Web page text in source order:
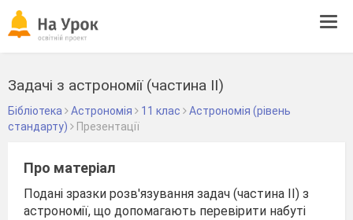
Задачі з астрономії (частина ІІ)
Бібліотека Астрономія 11 клас
Астрономія (рівень
стандарту)
Презентації
Про матеріал
Подані зразки розв'язування задач (частина ІІ) з
астрономії, що допомагають перевірити набуті